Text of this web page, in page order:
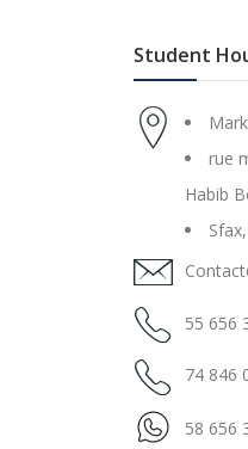
Student
rue
Habib
55 656
74 846
58 656